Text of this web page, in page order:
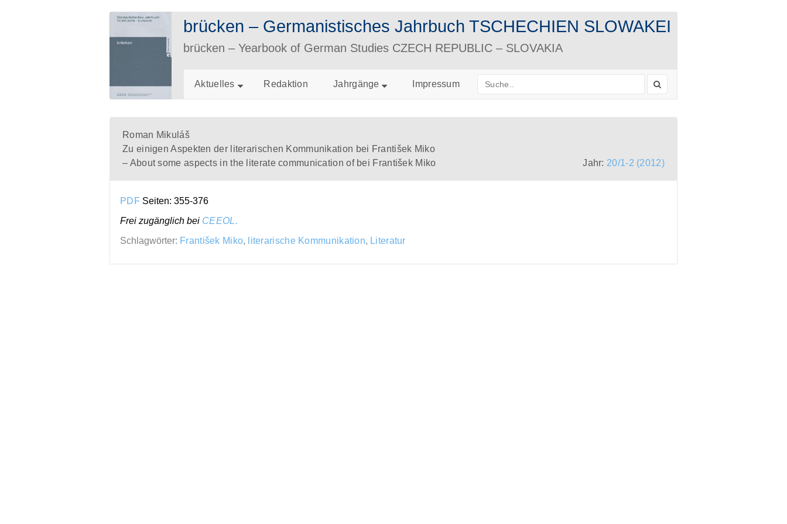
brücken – Germanistisches Jahrbuch TSCHECHIEN SLOWAKEI
brücken – Yearbook of German Studies CZECH REPUBLIC – SLOVAKIA
Aktuelles Redaktion Jahrgänge Impressum
Roman Mikuláš
Zu einigen Aspekten der literarischen Kommunikation bei František Miko
– About some aspects in the literate communication of bei František Miko
Jahr: 20/1-2 (2012)
PDF Seiten: 355-376
Frei zugänglich bei CEEOL.
Schlagwörter: František Miko, literarische Kommunikation, Literatur